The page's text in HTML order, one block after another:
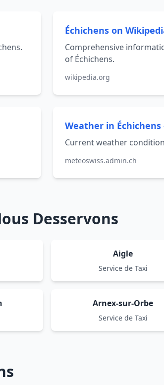
Échichens on
Comprehensive
of Échichens.
wikipedia.org
Weather in Échichens
Current weather
meteoswiss.admin.ch
Desservons
Aigle
Service de Taxi
Arnex-sur-Orbe
Service de Taxi